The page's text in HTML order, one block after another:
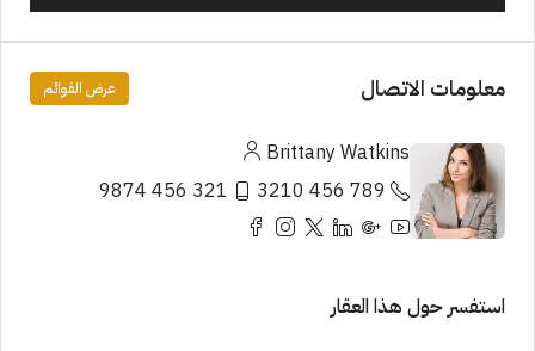
معلومات الاتصال عرض القوائم
Brittany Watkins
789 456 3210
321 456 9874
استفسر حول هذا العقار